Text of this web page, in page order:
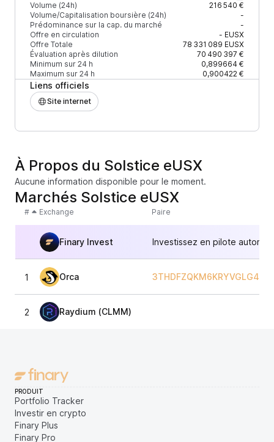
Volume (24h)
216 540 €
Volume/Capitalisation boursière (24h)
-
Prédominance sur la cap. du marché
-
Offre en circulation
- EUSX
Offre Totale
78 331 089 EUSX
Évaluation après dilution
70 490 397 €
Minimum sur 24 h
0,899664 €
Maximum sur 24 h
0,900422 €
Liens officiels
Site internet
À Propos du Solstice eUSX
Aucune information disponible pour le moment.
Marchés Solstice eUSX
# Exchange Paire
Finary Invest Investissez en pilote
1 Orca
2 Raydium (CLMM)
PRODUIT
Portfolio Tracker
Investir en crypto
Finary Plus
Finary Pro